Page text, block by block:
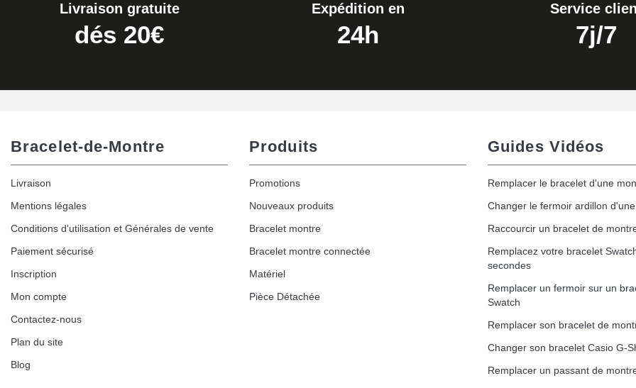
Extracteur de Bracelet de Montre Facile
Livraison gratuite
dés 20€
Expédition en
24h
Service
7j/7
Bracelet-de-Montre
Livraison
Mentions légales
Conditions d'utilisation et Générales de vente
Paiement sécurisé
Inscription
Mon compte
Contactez-nous
Plan du site
Blog
Produits
Promotions
Nouveaux produits
Bracelet montre
Bracelet montre connectée
Matériel
Pièce Détachée
Guides Vidéos
Remplacer le bracelet d'une
Changer le fermoir ardillon
Raccourcir un bracelet de
Remplacez votre bracelet
secondes
Remplacer un fermoir sur un
Swatch
Remplacer son bracelet de
Changer son bracelet Casio G-
Remplacer un passant de